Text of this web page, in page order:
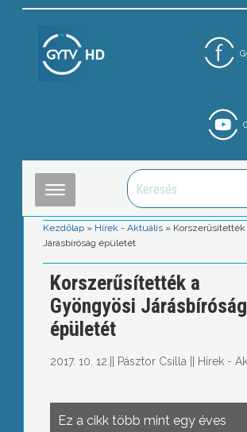
Kezdőlap » Hírek - Aktuális » Korszerűsítették
Járásbíróság épületét
Korszerűsítették a
Gyöngyösi Járásbíróság
épületét
2017. 10. 12. Pásztor Csilla Hírek -
Ez a cikk több mint egy éves